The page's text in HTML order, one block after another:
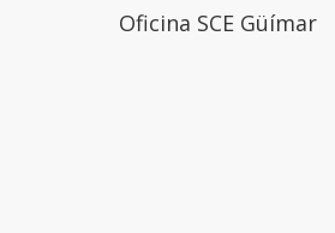
Oficina SCE Güímar